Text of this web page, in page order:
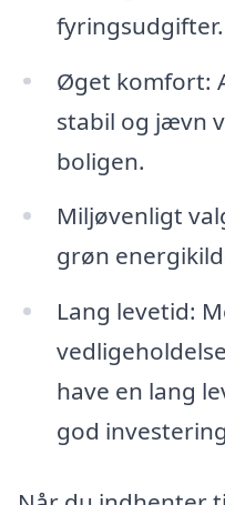
fyringsudgifter.
Øget komfort:
stabil og jævn
boligen.
Miljøvenligt
grøn
Lang levetid:
have en lang
god